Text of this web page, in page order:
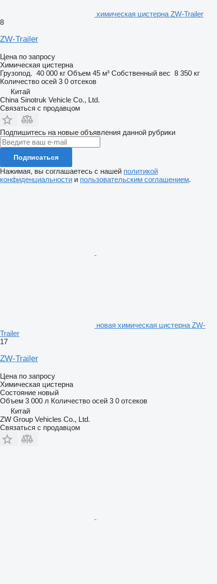
химическая цистерна ZW-Trailer
8
ZW-Trailer
Цена по запросу
Химическая цистерна
Грузопод. 40 000 кг Объем 45 м³ Собственный вес 8 350 кг
Количество осей 3 0 отсеков
Китай
China Sinotruk Vehicle Co., Ltd.
Связаться с продавцом
Подпишитесь на новые объявления данной рубрики
Подписаться
Нажимая, вы соглашаетесь с нашей политикой
конфиденциальности и пользовательским соглашением.
новая химическая цистерна ZW-
Trailer
17
ZW-Trailer
Цена по запросу
Химическая цистерна
Состояние новый
Объем 3 000 л Количество осей 3 0 отсеков
Китай
ZW Group Vehicles Co., Ltd.
Связаться с продавцом